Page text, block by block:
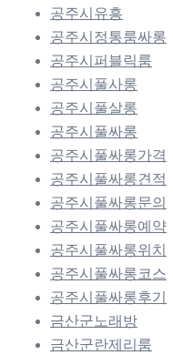
공주시유흥
공주시정통룸싸롱
공주시퍼블릭룸
공주시풀사롱
공주시풀살롱
공주시풀싸롱
공주시풀싸롱가격
공주시풀싸롱견적
공주시풀싸롱문의
공주시풀싸롱예약
공주시풀싸롱위치
공주시풀싸롱코스
공주시풀싸롱후기
금산군노래방
금산군란제리룸